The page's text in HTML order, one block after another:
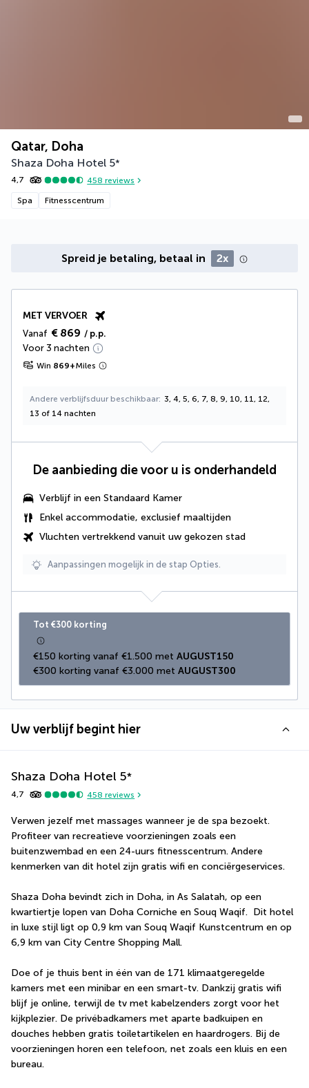
Qatar, Doha
Shaza Doha Hotel 5*
4,7 458 reviews
Spa Fitnesscentrum
Spreid je betaling, betaal in 2x
MET VERVOER
Vanaf € 869 / p.p.
Voor 3 nachten
Win 869+Miles
Andere verblijfsduur beschikbaar 3, 4, 5, 6, 7, 8, 9, 10, 11, 12,
13 of 14 nachten
De aanbieding die voor u is onderhandeld
Verblijf in een Standaard Kamer
Enkel accommodatie, exclusief maaltijden
Vluchten vertrekkend vanuit uw gekozen stad
Aanpassingen mogelijk in de stap Opties.
Tot €300 korting
€150 korting vanaf €1.500 met AUGUST150
€300 korting vanaf €3.000 met AUGUST300
Uw verblijf begint hier
Shaza Doha Hotel 5*
4,7 458 reviews
Verwen jezelf met massages wanneer je de spa bezoekt.
Profiteer van recreatieve voorzieningen zoals een
buitenzwembad en een 24-uurs fitnesscentrum. Andere
kenmerken van dit hotel zijn gratis wifi en conciërgeservices.
Shaza Doha bevindt zich in Doha, in As Salatah, op een
kwartiertje lopen van Doha Corniche en Souq Waqif.  Dit hotel
in luxe stijl ligt op 0,9 km van Souq Waqif Kunstcentrum en op
6,9 km van City Centre Shopping Mall.
Doe of je thuis bent in één van de 171 klimaatgeregelde
kamers met een minibar en een smart-tv. Dankzij gratis wifi
blijf je online, terwijl de tv met kabelzenders zorgt voor het
kijkplezier. De privébadkamers met aparte badkuipen en
douches hebben gratis toiletartikelen en haardrogers. Bij de
voorzieningen horen een telefoon, net zoals een kluis en een
bureau.